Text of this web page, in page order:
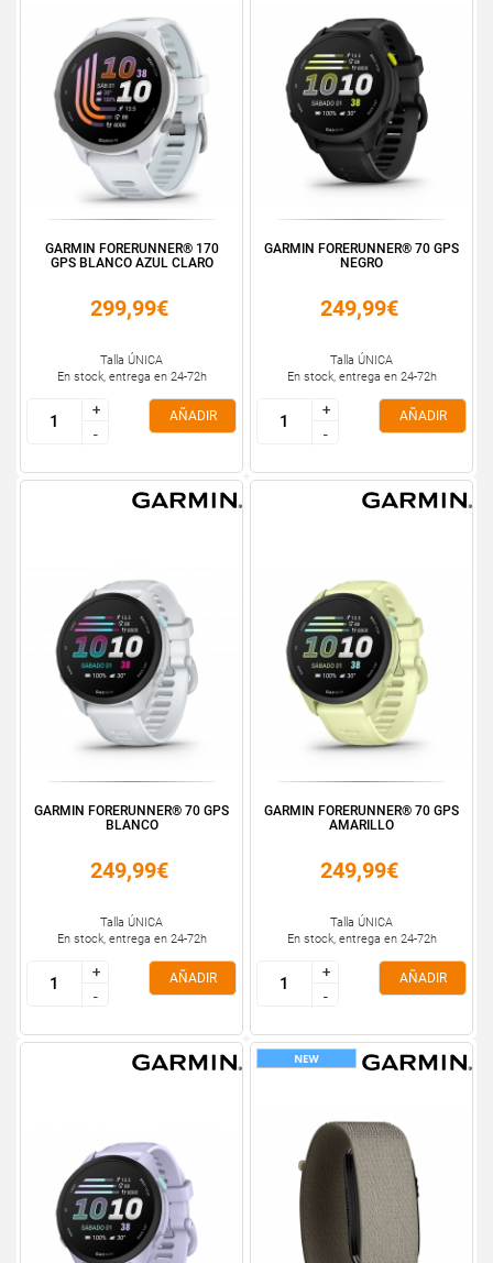
GARMIN FORERUNNER® 170
GPS BLANCO AZUL CLARO
299,99€
Talla ÚNICA
En stock, entrega en 24-72h
+
-
+
-
AÑADIR
GARMIN FORERUNNER® 70 GPS
NEGRO
249,99€
Talla ÚNICA
En stock, entrega en 24-72h
+
-
+
-
AÑADIR
GARMIN FORERUNNER® 70 GPS
BLANCO
249,99€
Talla ÚNICA
En stock, entrega en 24-72h
+
-
+
-
AÑADIR
GARMIN FORERUNNER® 70 GPS
AMARILLO
249,99€
Talla ÚNICA
En stock, entrega en 24-72h
+
-
+
-
AÑADIR